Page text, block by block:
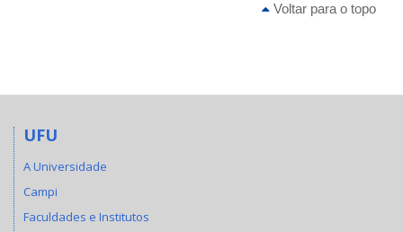
Voltar para o topo
UFU
A Universidade
Campi
Faculdades e Institutos